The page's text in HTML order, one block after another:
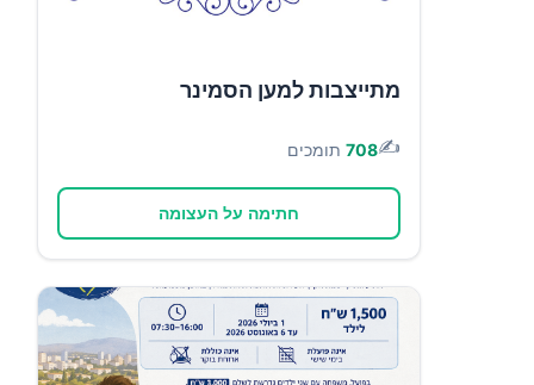
מתייצבות למען הסמינר
✍️
708 תומכים
חתימה על העצומה